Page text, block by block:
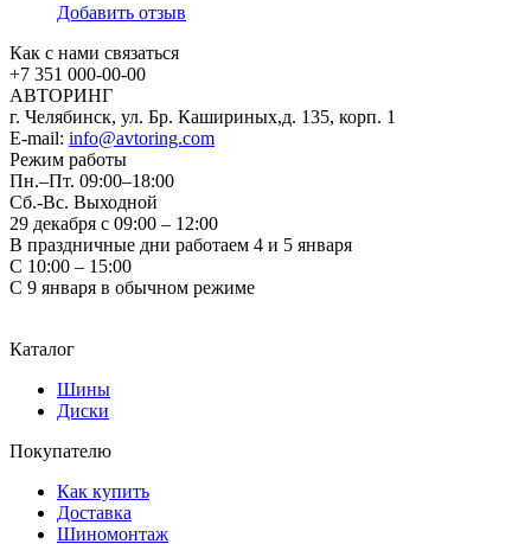
Добавить отзыв
Как с нами связаться
+7 351 000-00-00
АВТОРИНГ
г. Челябинск, ул. Бр. Кашириных,д. 135, корп. 1
E-mail: info@avtoring.com
Режим работы
Пн.–Пт. 09:00–18:00
Сб.-Вс. Выходной
29 декабря с 09:00 – 12:00
В праздничные дни работаем 4 и 5 января
С 10:00 – 15:00
С 9 января в обычном режиме
Каталог
Шины
Диски
Покупателю
Как купить
Доставка
Шиномонтаж